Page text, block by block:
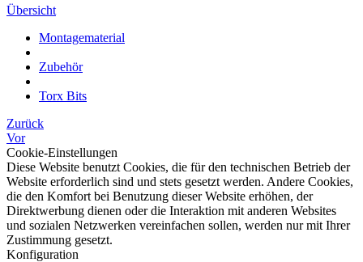
Übersicht
Montagematerial
Zubehör
Torx Bits
Zurück
Vor
Cookie-Einstellungen
Diese Website benutzt Cookies, die für den technischen Betrieb der
Website erforderlich sind und stets gesetzt werden. Andere Cookies,
die den Komfort bei Benutzung dieser Website erhöhen, der
Direktwerbung dienen oder die Interaktion mit anderen Websites
und sozialen Netzwerken vereinfachen sollen, werden nur mit Ihrer
Zustimmung gesetzt.
Konfiguration